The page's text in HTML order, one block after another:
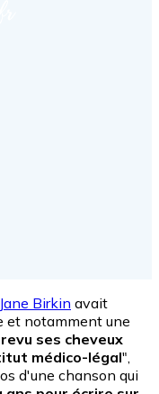
Jane Birkin avait
et notamment une
revu ses cheveux
médico-légal",
d'une chanson qui